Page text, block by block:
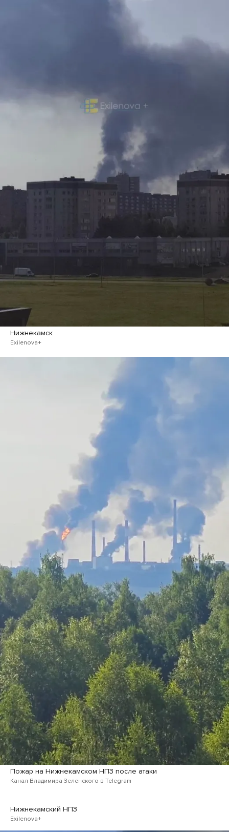
Нижнекамск
Exilenova+
Пожар на Нижнекамском НПЗ после атаки
Канал Владимира Зеленского в Telegram
Нижнекамский НПЗ
Exilenova+